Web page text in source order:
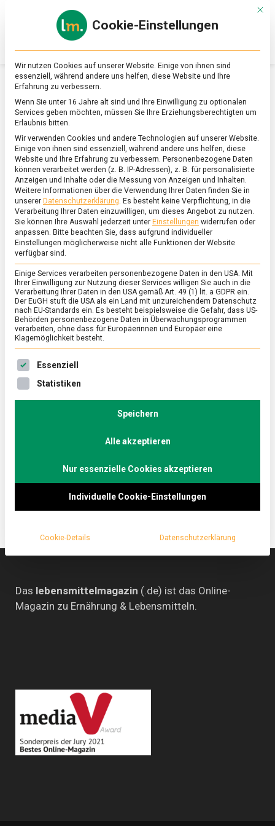
Online-
Magazin
zu
&
Ernährung
SCHLAGWORT:KUNSTSTOFFRECYCLING
FEATURED
Pappe gegen Plastik – weniger Abfall
im Gasthof zum Goldenen M
21. Januar 2022
–
Goldenen
Lieferservice, Take-away oder Fast Food, diese
schnellen Alternativen zum Restaurantbesuch oder
heimischen Herd gehen oft einher mit Abfallbergen.
setzt seit Mitte letzten Jahres Maßnahmen zur
Burger vorbei.
Das lebensmittelmagazin (.de) ist das Online-
Magazin zu Ernährung & Lebensmitteln.
Mit
Cookie-Einstellungen
Wir nutzen Cookies auf unserer Website. Einige von ihnen sind
essenziell, während andere uns helfen, diese Website und Ihre
Erfahrung zu verbessern.
Wenn Sie unter 16 Jahre alt sind und Ihre Einwilligung zu optionalen
Services geben möchten, müssen Sie Ihre Erziehungsberechtigten um
Erlaubnis bitten.
Wir verwenden Cookies und andere Technologien auf unserer Website.
Einige von ihnen sind essenziell, während andere uns helfen, diese
Website und Ihre Erfahrung zu verbessern. Personenbezogene Daten
können verarbeitet werden (z. B. IP-Adressen), z. B. für personalisierte
Anzeigen und Inhalte oder die Messung von Anzeigen und Inhalten.
Weitere Informationen über die Verwendung Ihrer Daten finden Sie in
unserer Datenschutzerklärung. Es besteht keine Verpflichtung, in die
Verarbeitung Ihrer Daten einzuwilligen, um dieses Angebot zu nutzen.
Sie können Ihre Auswahl jederzeit unter Einstellungen widerrufen oder
anpassen. Bitte beachten Sie, dass aufgrund individueller
Einstellungen möglicherweise nicht alle Funktionen der Website
verfügbar sind.
Einige Services verarbeiten personenbezogene Daten in den USA. Mit
Ihrer Einwilligung zur Nutzung dieser Services willigen Sie auch in die
Verarbeitung Ihrer Daten in den USA gemäß Art. 49 (1) lit. a GDPR ein.
Der EuGH stuft die USA als ein Land mit unzureichendem Datenschutz
nach EU-Standards ein. Es besteht beispielsweise die Gefahr, dass US-
Behörden personenbezogene Daten in Überwachungsprogrammen
verarbeiten, ohne dass für Europäerinnen und Europäer eine
Klagemöglichkeit besteht.
Es folgt eine Liste der Service-Gruppen, für die eine
Essenziell
Statistiken
Speichern
Alle akzeptieren
Nur essenzielle Cookies akzeptieren
Individuelle Cookie-Einstellungen
Cookie-Details Datenschutzerklärung